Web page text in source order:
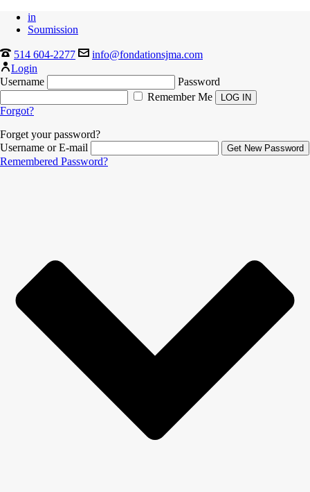
in
Soumission
514 604-2277
info@fondationsjma.com
Login
Username
Password
Remember Me
Forgot?
Forget your password?
Username or E-mail
Remembered Password?